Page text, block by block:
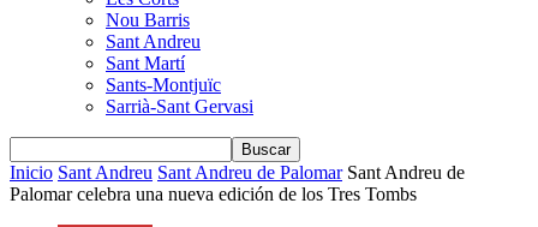
Nou Barris
Sant Andreu
Sant Martí
Sants-Montjuïc
Sarrià-Sant Gervasi
Inicio Sant Andreu Sant Andreu de Palomar Sant Andreu de
Palomar celebra una nueva edición de los Tres Tombs